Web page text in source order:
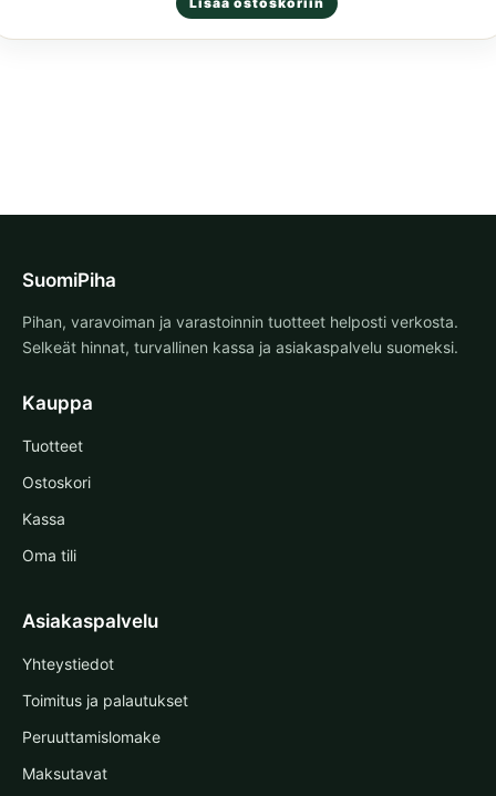
tuotteesta:
SuomiPiha
Pihan, varavoiman ja varastoinnin tuotteet helposti verkosta.
Selkeät hinnat, turvallinen kassa ja asiakaspalvelu suomeksi.
Kauppa
Tuotteet
Ostoskori
Kassa
Oma tili
Asiakaspalvelu
Yhteystiedot
Toimitus ja palautukset
Peruuttamislomake
Maksutavat